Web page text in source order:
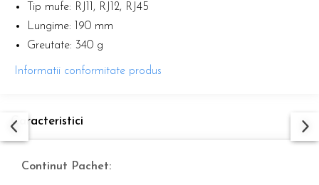
Tip mufe: RJ11, RJ12, RJ45
Lungime: 190 mm
Greutate: 340 g
Informatii conformitate produs
Caracteristici
Continut Pachet: